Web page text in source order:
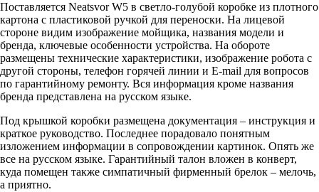
Поставляется Neatsvor W5 в светло-голубой коробке из плотного
картона с пластиковой ручкой для переноски. На лицевой
стороне видим изображение мойщика, названия модели и
бренда, ключевые особенности устройства. На обороте
размещены технические характеристики, изображение робота с
другой стороны, телефон горячей линии и E-mail для вопросов
по гарантийному ремонту. Вся информация кроме названия
бренда представлена на русском языке.
Под крышкой коробки размещена документация – инструкция и
краткое руководство. Последнее порадовало понятным
изложением информации в сопровождении картинок. Опять же
все на русском языке. Гарантийный талон вложен в конверт,
куда помещен также симпатичный фирменный брелок – мелочь,
а приятно.